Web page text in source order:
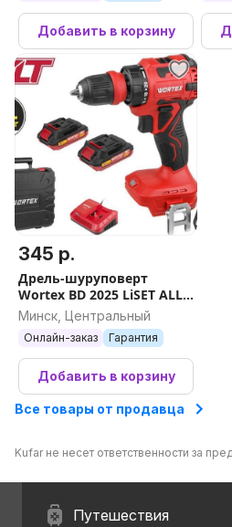
Добавить в корзину
345 р.
Дрель-шуруповерт
Wortex BD 2025 LiSET ALL1
XLT 1325843 (с 2-мя АКБ,
Минск, Центральный
Онлайн-заказ Гарантия
Добавить в корзину
Все товары от продавца
Kufar не несет ответственности за
Путешествия